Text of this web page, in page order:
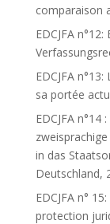
comparaison
EDCJFA
EDCJFA
sa portée
EDCJFA
in das
Deutschland,
EDCJFA n°
protection